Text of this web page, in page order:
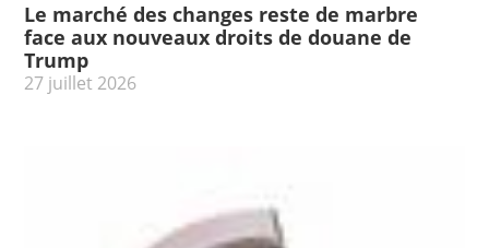
Le marché des changes reste de marbre
face aux nouveaux droits de douane de
Trump
27 juillet 2026